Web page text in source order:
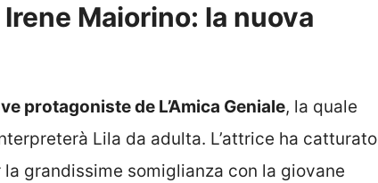
Irene Maiorino: la nuova
protagoniste de L’Amica Geniale, la quale
Lila da adulta. L’attrice ha catturato
grandissime somiglianza con la giovane